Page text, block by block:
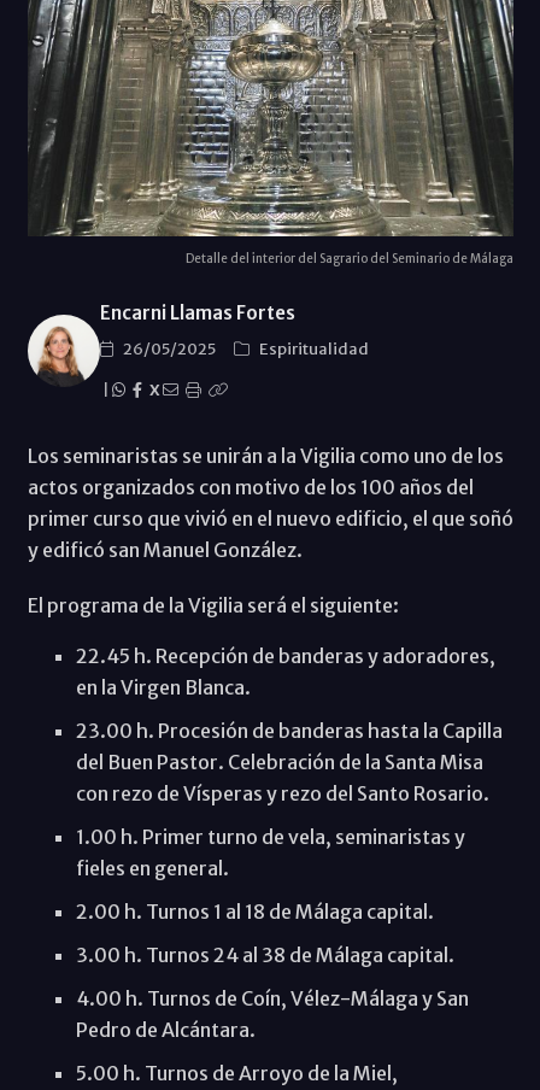
Detalle del interior del Sagrario del Seminario de Málaga
Encarni Llamas Fortes
26/05/2025
Espiritualidad
X
Los seminaristas se unirán a la Vigilia como uno de los
actos organizados con motivo de los 100 años del
primer curso que vivió en el nuevo edificio, el que soñó
y edificó san Manuel González.
El programa de la Vigilia será el siguiente:
22.45 h. Recepción de banderas y adoradores,
en la Virgen Blanca.
23.00 h. Procesión de banderas hasta la Capilla
del Buen Pastor. Celebración de la Santa Misa
con rezo de Vísperas y rezo del Santo Rosario.
1.00 h. Primer turno de vela, seminaristas y
fieles en general.
2.00 h. Turnos 1 al 18 de Málaga capital.
3.00 h. Turnos 24 al 38 de Málaga capital.
4.00 h. Turnos de Coín, Vélez-Málaga y San
Pedro de Alcántara.
5.00 h. Turnos de Arroyo de la Miel,